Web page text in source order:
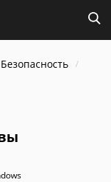
Безопасность